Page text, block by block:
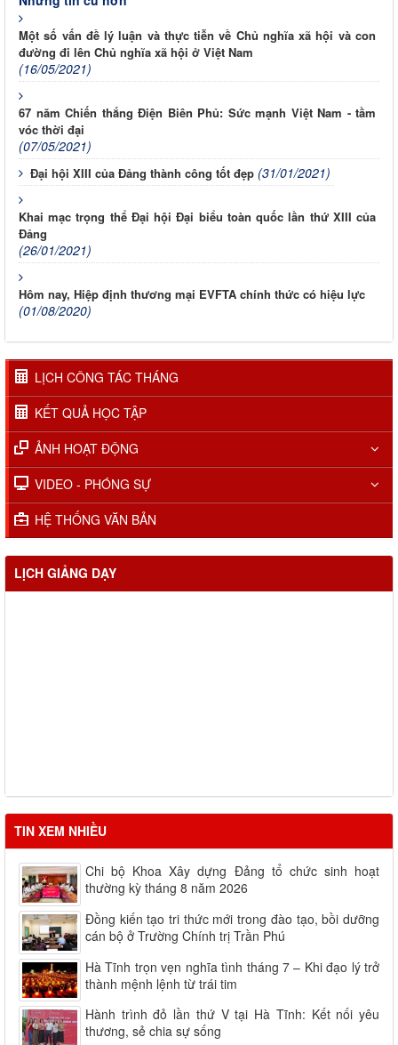
Một số vấn đề lý luận và thực tiễn về Chủ nghĩa xã hội và con
đường đi lên Chủ nghĩa xã hội ở Việt Nam
(16/05/2021)
67 năm Chiến thắng Điện Biên Phủ: Sức mạnh Việt Nam - tầm
vóc thời đại
(07/05/2021)
Đại hội XIII của Đảng thành công tốt đẹp (31/01/2021)
Khai mạc trọng thể Đại hội Đại biểu toàn quốc lần thứ XIII của
Đảng
(26/01/2021)
Hôm nay, Hiệp định thương mại EVFTA chính thức có hiệu lực
(01/08/2020)
LỊCH CÔNG TÁC THÁNG
KẾT QUẢ HỌC TẬP
ẢNH HOẠT ĐỘNG
VIDEO - PHÓNG SỰ
HỆ THỐNG VĂN BẢN
LỊCH GIẢNG DẠY
Lịch học các lớp tháng 02.2026
Lịch học các lớp tháng 03.2026
Lịch học các lớp tháng 04.2026
Lịch học các lớp tháng 05.2026
Lịch học các lớp tháng 06.2026
TIN XEM NHIỀU
Chi bộ Khoa Xây dựng Đảng tổ chức sinh hoạt
thường kỳ tháng 8 năm 2026
Đồng kiến tạo tri thức mới trong đào tạo, bồi dưỡng
cán bộ ở Trường Chính trị Trần Phú
Hà Tĩnh trọn vẹn nghĩa tình tháng 7 – Khi đạo lý trở
thành mệnh lệnh từ trái tim
Hành trình đỏ lần thứ V tại Hà Tĩnh: Kết nối yêu
thương, sẻ chia sự sống